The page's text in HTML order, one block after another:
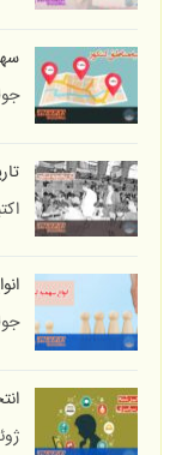
اکتبر
ژوئن